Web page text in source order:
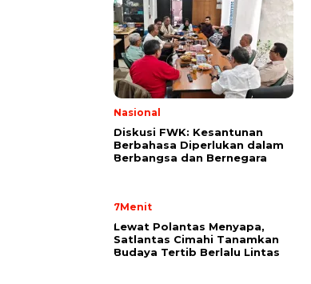
Nasional
Diskusi FWK: Kesantunan
Berbahasa Diperlukan dalam
Berbangsa dan Bernegara
7Menit
Lewat Polantas Menyapa,
Satlantas Cimahi Tanamkan
Budaya Tertib Berlalu Lintas